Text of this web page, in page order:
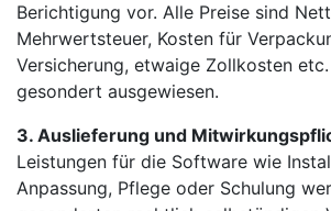
Berichtigung vor. Alle Preise sind
Mehrwertsteuer, Kosten für
Versicherung, etwaige Zollkosten
gesondert ausgewiesen.
3. Auslieferung und
Leistungen für die Software wie
Anpassung, Pflege oder Schulung